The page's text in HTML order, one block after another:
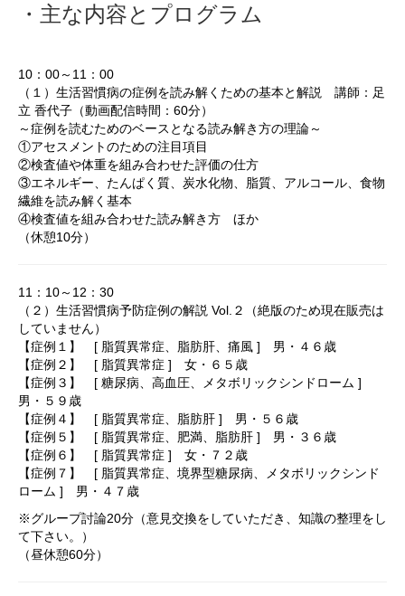
・主な内容とプログラム
10：00～11：00
（１）生活習慣病の症例を読み解くための基本と解説 講師：足
立 香代子（動画配信時間：60分）
～症例を読むためのベースとなる読み解き方の理論～
①アセスメントのための注目項目
②検査値や体重を組み合わせた評価の仕方
③エネルギー、たんぱく質、炭水化物、脂質、アルコール、食物
繊維を読み解く基本
④検査値を組み合わせた読み解き方 ほか
（休憩10分）
11：10～12：30
（２）生活習慣病予防症例の解説 Vol.２（絶版のため現在販売は
していません）
【症例１】 [ 脂質異常症、脂肪肝、痛風 ] 男・４６歳
【症例２】 [ 脂質異常症 ] 女・６５歳
【症例３】 [ 糖尿病、高血圧、メタボリックシンドローム ]
男・５９歳
【症例４】 [ 脂質異常症、脂肪肝 ] 男・５６歳
【症例５】 [ 脂質異常症、肥満、脂肪肝 ] 男・３６歳
【症例６】 [ 脂質異常症 ] 女・７２歳
【症例７】 [ 脂質異常症、境界型糖尿病、メタボリックシンド
ローム ] 男・４７歳
※グループ討論20分（意見交換をしていただき、知識の整理をし
て下さい。）
（昼休憩60分）